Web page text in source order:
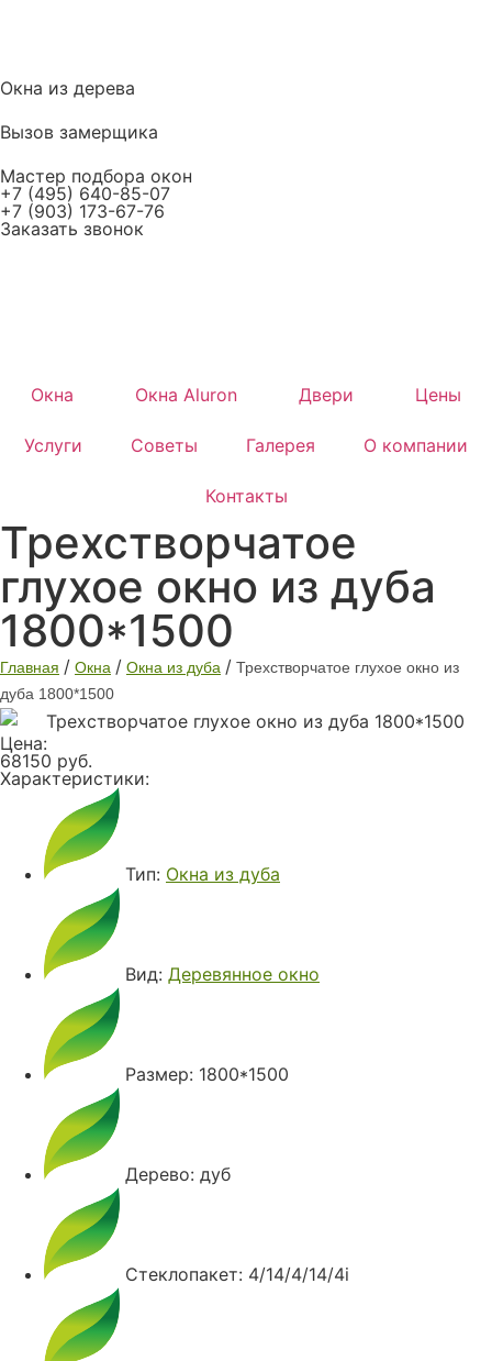
Окна из дерева
Вызов замерщика
Мастер подбора окон
+7 (495) 640-85-07
+7 (903) 173-67-76
Заказать звонок
Окна Окна Aluron Двери Цены
Услуги Советы Галерея О компании
Контакты
Трехстворчатое
глухое окно из дуба
1800*1500
Главная / Окна / Окна из дуба / Трехстворчатое глухое окно из
дуба 1800*1500
Цена:
68150 руб.
Характеристики:
Тип: Окна из дуба
Вид: Деревянное окно
Размер: 1800*1500
Дерево: дуб
Стеклопакет: 4/14/4/14/4i